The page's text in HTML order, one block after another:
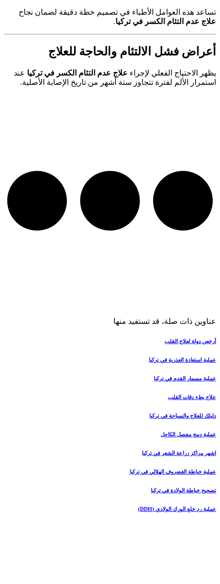
تساعد هذه العوامل الأطباء في تصميم خطة دقيقة لضمان نجاح
علاج عدم التئام الكسر في تركيا.
أعراض فشل الالتئام والحاجة للعلاج
يظهر الاحتياج الفعلي لإجراء علاج عدم التئام الكسر في تركيا عند
استمرار الألم لفترة تتجاوز ستة أشهر من تاريخ الإصابة الأصلية.
عناوين ذات صلة، قد تستفيد منها
أرخص دولة لعلاج القلب
عملية استعادة العذرية في تركيا
عملية مسمار القدم في تركيا
علاج بطء دقات القلب
دليلك للعلاج والسياحة في تركيا
عملية دمج مفصل الكاحل
اشهر مراكز زراعة الشعر في تركيا
عملية خياطة الغضروف الهلالي في تركيا
تصحيح خياطة الولادة في تركيا
عملية رد خلع الورك الولادي (DDH)